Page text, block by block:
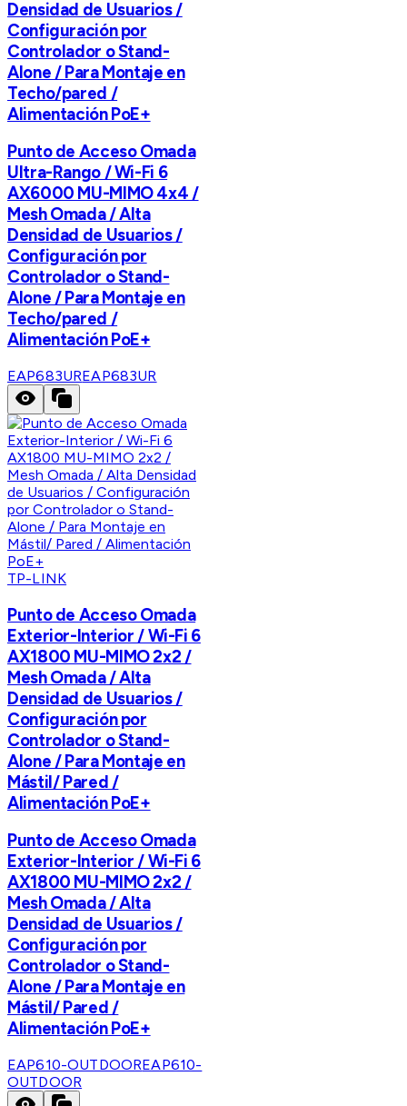
Densidad de Usuarios /
Configuración por
Controlador o Stand-
Alone / Para Montaje en
Techo/pared /
Alimentación PoE+
Punto de Acceso Omada
Ultra-Rango / Wi-Fi 6
AX6000 MU-MIMO 4x4 /
Mesh Omada / Alta
Densidad de Usuarios /
Configuración por
Controlador o Stand-
Alone / Para Montaje en
Techo/pared /
Alimentación PoE+
EAP683UREAP683UR
TP-LINK
Punto de Acceso Omada
Exterior-Interior / Wi-Fi 6
AX1800 MU-MIMO 2x2 /
Mesh Omada / Alta
Densidad de Usuarios /
Configuración por
Controlador o Stand-
Alone / Para Montaje en
Mástil/ Pared /
Alimentación PoE+
Punto de Acceso Omada
Exterior-Interior / Wi-Fi 6
AX1800 MU-MIMO 2x2 /
Mesh Omada / Alta
Densidad de Usuarios /
Configuración por
Controlador o Stand-
Alone / Para Montaje en
Mástil/ Pared /
Alimentación PoE+
EAP610-OUTDOOREAP610-
OUTDOOR